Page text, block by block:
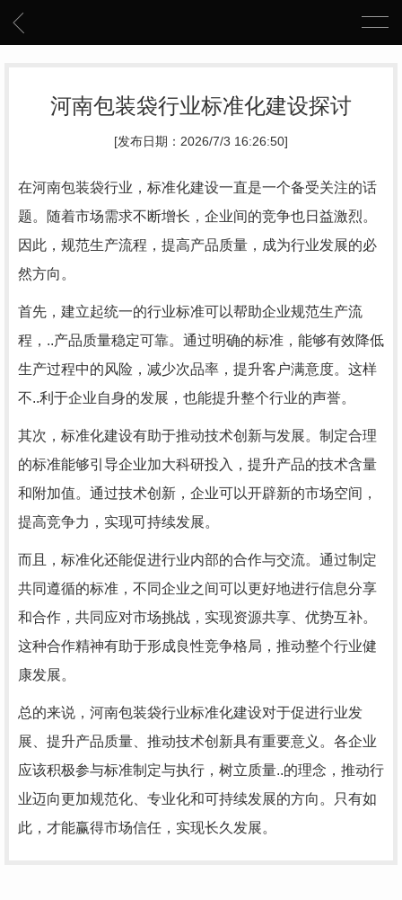
河南包装袋行业标准化建设探讨
[发布日期：2026/7/3 16:26:50]
在河南包装袋行业，标准化建设一直是一个备受关注的话
题。随着市场需求不断增长，企业间的竞争也日益激烈。
因此，规范生产流程，提高产品质量，成为行业发展的必
然方向。
首先，建立起统一的行业标准可以帮助企业规范生产流
程，..产品质量稳定可靠。通过明确的标准，能够有效降低
生产过程中的风险，减少次品率，提升客户满意度。这样
不..利于企业自身的发展，也能提升整个行业的声誉。
其次，标准化建设有助于推动技术创新与发展。制定合理
的标准能够引导企业加大科研投入，提升产品的技术含量
和附加值。通过技术创新，企业可以开辟新的市场空间，
提高竞争力，实现可持续发展。
而且，标准化还能促进行业内部的合作与交流。通过制定
共同遵循的标准，不同企业之间可以更好地进行信息分享
和合作，共同应对市场挑战，实现资源共享、优势互补。
这种合作精神有助于形成良性竞争格局，推动整个行业健
康发展。
总的来说，河南包装袋行业标准化建设对于促进行业发
展、提升产品质量、推动技术创新具有重要意义。各企业
应该积极参与标准制定与执行，树立质量..的理念，推动行
业迈向更加规范化、专业化和可持续发展的方向。只有如
此，才能赢得市场信任，实现长久发展。